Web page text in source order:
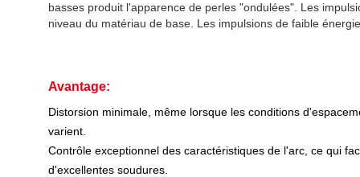
basses produit l'apparence de perles "ondulées". Les
niveau du matériau de base. Les impulsions de faible
Avantage:
Distorsion minimale, même lorsque les conditions
varient.
Contrôle exceptionnel des caractéristiques de l'arc, ce qui
d'excellentes soudures.